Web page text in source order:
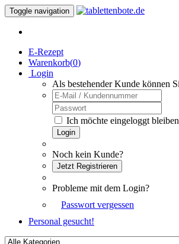
Toggle navigation
E-Rezept
Warenkorb(0)
Login
Als bestehender Kunde können
Ich möchte eingeloggt
Login
Noch kein Kunde?
Jetzt Registrieren
Probleme mit dem Login?
Passwort vergessen
Personal gesucht!